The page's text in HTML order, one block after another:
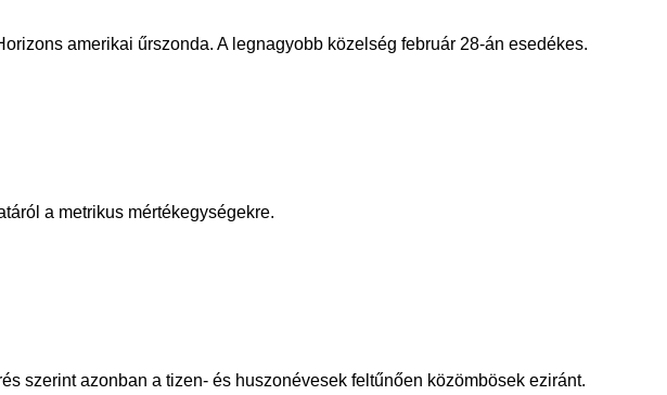
amerikai űrszonda. A legnagyobb közelség február 28-án esedékes.
a metrikus mértékegységekre.
szerint azonban a tizen- és huszonévesek feltűnően közömbösek eziránt.